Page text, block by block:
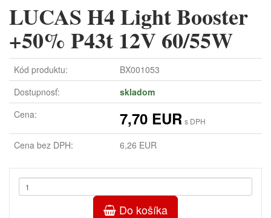
LUCAS H4 Light Booster
+50% P43t 12V 60/55W
Kód produktu:
BX001053
Dostupnosť:
skladom
Cena:
7,70 EUR s DPH
Cena bez DPH: 6,26 EUR
Do košíka